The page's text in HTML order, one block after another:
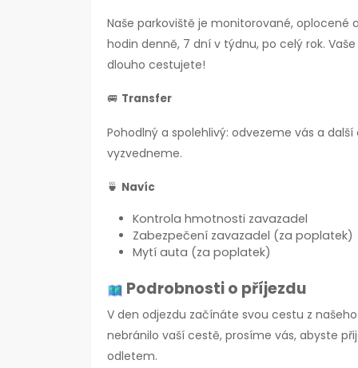
Naše parkoviště je monitorované, oplocené
hodin denně, 7 dní v týdnu, po celý rok.
dlouho cestujete!
🚐 Transfer
Pohodlný a spolehlivý: odvezeme vás a
vyzvedneme.
🍵 Navíc
Kontrola hmotnosti zavazadel
Zabezpečení zavazadel (za poplatek)
Mytí auta (za poplatek)
Podrobnosti o příjezdu
V den odjezdu začínáte svou cestu z
nebránilo vaší cestě, prosíme vás, abyste
odletem.